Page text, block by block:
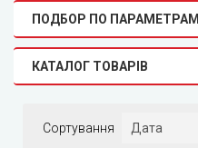
ПОДБОР ПО ПАРАМЕТРАМ
КАТАЛОГ ТОВАРІВ
Сортування